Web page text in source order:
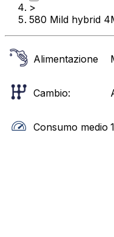
>
580 Mild hybrid
Alimentazione
Cambio:
Consumo medio